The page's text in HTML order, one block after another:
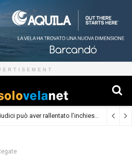
Bayesian, la carenza di giudici può aver rallentato l’inchiesta (Cronaca)